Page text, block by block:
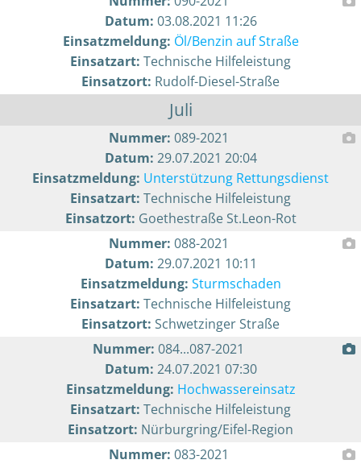
Datum: 03.08.2021 11:26
Einsatzmeldung: Öl/Benzin auf Straße
Einsatzart: Technische Hilfeleistung
Einsatzort: Rudolf-Diesel-Straße
Juli
Nummer: 089-2021
Datum: 29.07.2021 20:04
Einsatzmeldung: Unterstützung Rettungsdienst
Einsatzart: Technische Hilfeleistung
Einsatzort: Goethestraße St.Leon-Rot
Nummer: 088-2021
Datum: 29.07.2021 10:11
Einsatzmeldung: Sturmschaden
Einsatzart: Technische Hilfeleistung
Einsatzort: Schwetzinger Straße
Nummer: 084...087-2021
Datum: 24.07.2021 07:30
Einsatzmeldung: Hochwassereinsatz
Einsatzart: Technische Hilfeleistung
Einsatzort: Nürburgring/Eifel-Region
Nummer: 083-2021